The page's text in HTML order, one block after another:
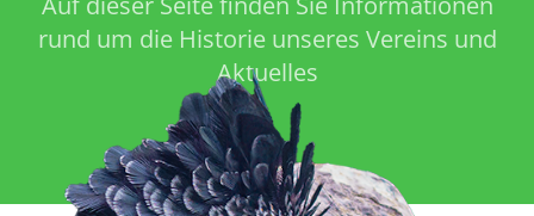
rund um die Historie unseres Vereins und
Aktuelles